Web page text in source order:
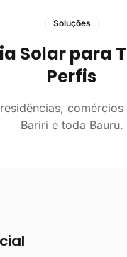
Soluções
Solar para
Perfis
comércios
Bariri e toda Bauru.